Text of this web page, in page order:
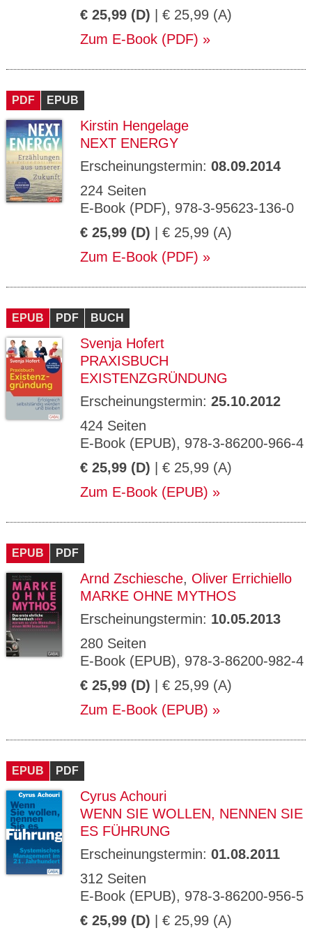
€ 25,99 (D) | € 25,99 (A)
Zum E-Book (PDF)
PDF EPUB
Kirstin Hengelage
NEXT ENERGY
Erscheinungstermin: 08.09.2014
224 Seiten
E-Book (PDF), 978-3-95623-136-0
€ 25,99 (D) | € 25,99 (A)
Zum E-Book (PDF)
EPUB PDF BUCH
Svenja Hofert
PRAXISBUCH
EXISTENZGRÜNDUNG
Erscheinungstermin: 25.10.2012
424 Seiten
E-Book (EPUB), 978-3-86200-966-4
€ 25,99 (D) | € 25,99 (A)
Zum E-Book (EPUB)
EPUB PDF
Arnd Zschiesche, Oliver Errichiello
MARKE OHNE MYTHOS
Erscheinungstermin: 10.05.2013
280 Seiten
E-Book (EPUB), 978-3-86200-982-4
€ 25,99 (D) | € 25,99 (A)
Zum E-Book (EPUB)
EPUB PDF
Cyrus Achouri
WENN SIE WOLLEN, NENNEN SIE
ES FÜHRUNG
Erscheinungstermin: 01.08.2011
312 Seiten
E-Book (EPUB), 978-3-86200-956-5
€ 25,99 (D) | € 25,99 (A)